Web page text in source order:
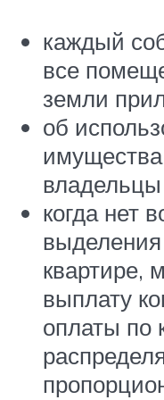
каждый
все
земли
об
владельцы
когда нет
квартире,
выплату
оплаты по